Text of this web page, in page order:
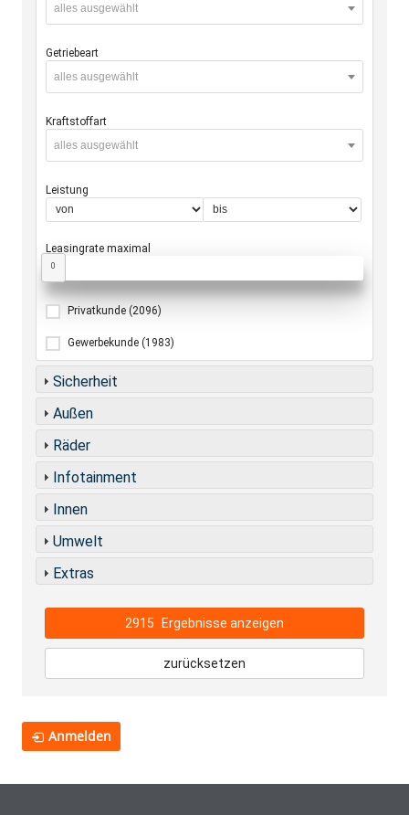
alles ausgewählt
Getriebeart
alles ausgewählt
Kraftstoffart
alles ausgewählt
Leistung
Leasingrate maximal
0
Privatkunde (2096)
Gewerbekunde (1983)
Sicherheit
Außen
Räder
Infotainment
Innen
Umwelt
Extras
2915 Ergebnisse anzeigen
zurücksetzen
Anmelden